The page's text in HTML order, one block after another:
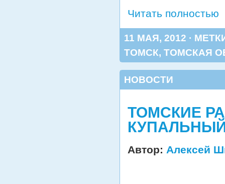
Читать полностью
11 МАЯ, 2012 ·
ТОМСК, ТОМСКАЯ
НОВОСТИ
ТОМСКИЕ
Автор: Алексей